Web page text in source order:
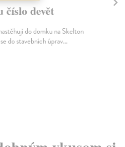
číslo devět
do domku na Skelton
do stavebních úprav...